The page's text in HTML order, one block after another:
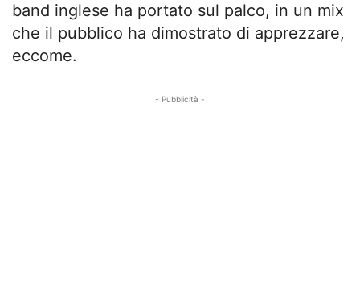
band inglese ha portato sul palco, in un mix
che il pubblico ha dimostrato di apprezzare,
eccome.
- Pubblicità -